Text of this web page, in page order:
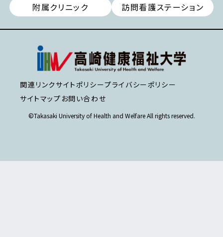
附属クリニック
訪問看護ステーション
関連リンク サイトポリシープライバシーポリシー
サイトマップ お問い合わせ
©Takasaki University of Health and Welfare All rights reserved.